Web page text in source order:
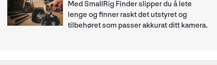
Med SmallRig Finder slipper du å lete
lenge og finner raskt det utstyret og
tilbehøret som passer akkurat ditt kamera.